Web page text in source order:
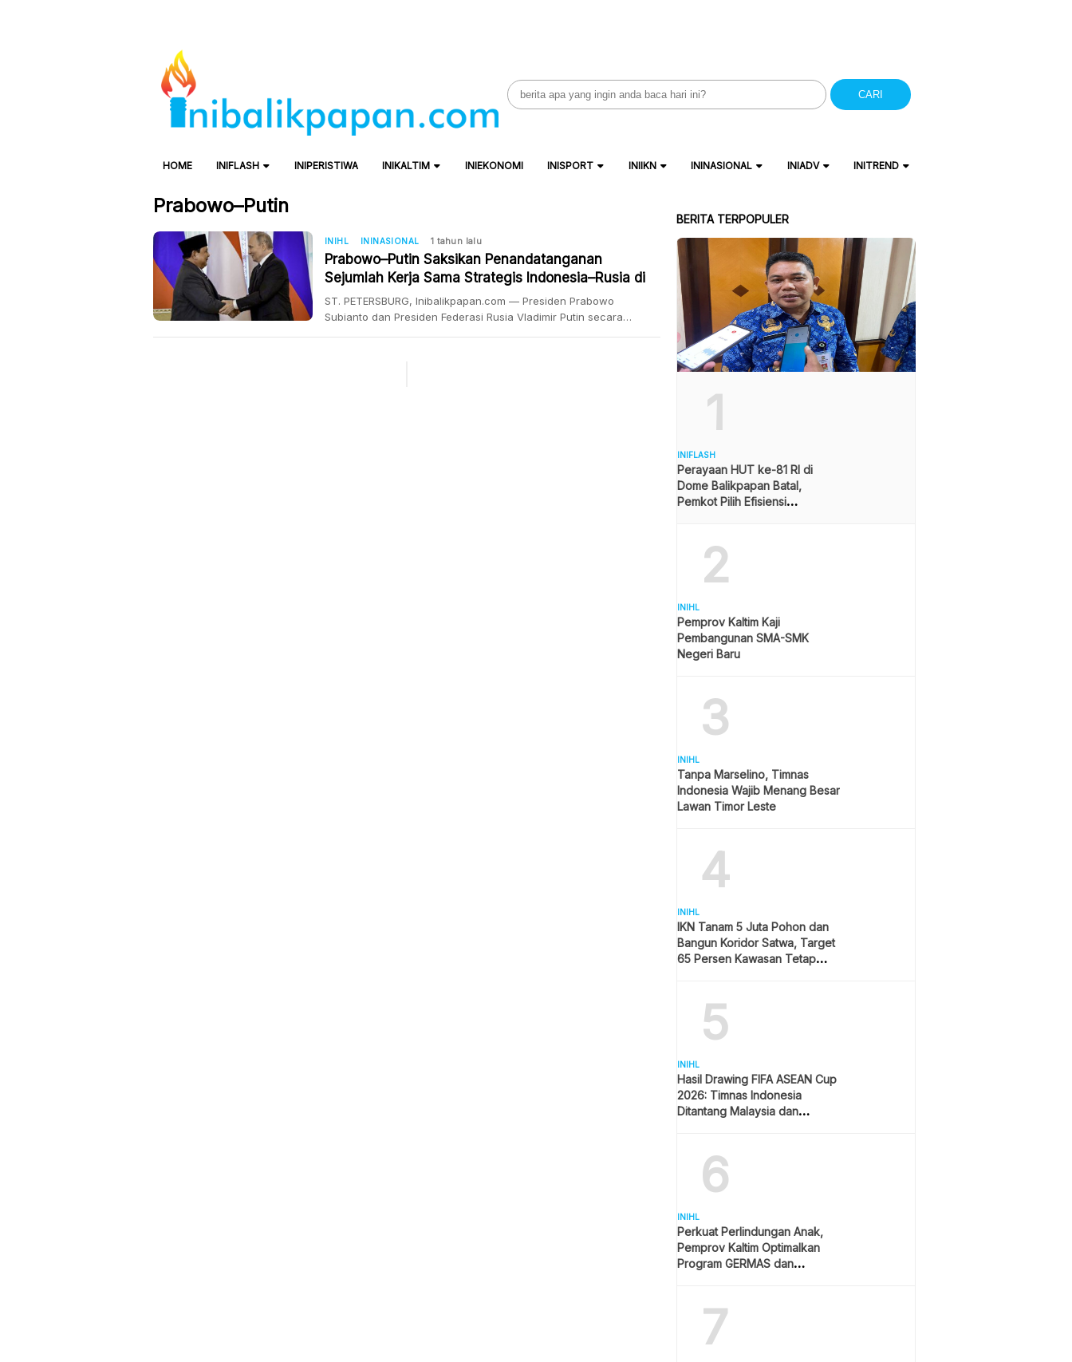
Search
for:
CARI
HOME INIFLASH INIPERISTIWA INIKALTIM INIEKONOMI INISPORT INIIKN ININASIONAL INIADV INITREND
Prabowo–Putin
INIHL ININASIONAL 1 tahun lalu
Prabowo–Putin Saksikan Penandatanganan
Sejumlah Kerja Sama Strategis Indonesia–Rusia di
St. Petersburg
ST. PETERSBURG, Inibalikpapan.com — Presiden Prabowo
Subianto dan Presiden Federasi Rusia Vladimir Putin secara
BERITA TERPOPULER
1
INIFLASH
Perayaan HUT ke-81 RI di
Dome Balikpapan Batal,
Pemkot Pilih Efisiensi
2
INIHL
Pemprov Kaltim Kaji
Pembangunan SMA-SMK
Negeri Baru
3
INIHL
Tanpa Marselino, Timnas
Indonesia Wajib Menang Besar
Lawan Timor Leste
4
INIHL
IKN Tanam 5 Juta Pohon dan
Bangun Koridor Satwa, Target
65 Persen Kawasan Tetap
5
INIHL
Hasil Drawing FIFA ASEAN Cup
2026: Timnas Indonesia
Ditantang Malaysia dan
6
INIHL
Perkuat Perlindungan Anak,
Pemprov Kaltim Optimalkan
Program GERMAS dan
7